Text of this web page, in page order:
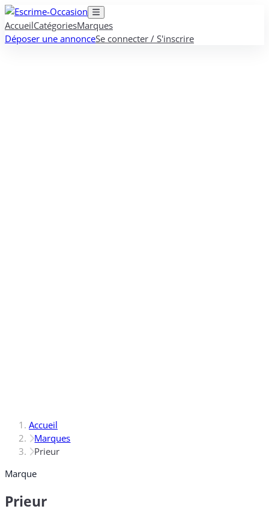
AccueilCatégoriesMarques
Déposer une annonceSe connecter / S'inscrire
Accueil
Marques
Prieur
Marque
Prieur